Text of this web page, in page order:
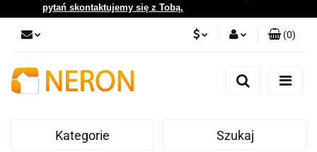
pytań skontaktujemy się z Tobą.
Zaloguj się
Zgody cookies
(0)
Kategorie Szukaj